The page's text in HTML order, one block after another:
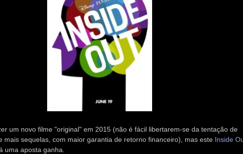
um novo filme "original" em 2015 (não é fácil libertarem-se da tentação de
mais sequelas, com maior garantia de retorno financeiro), mas este Inside
uma aposta ganha.